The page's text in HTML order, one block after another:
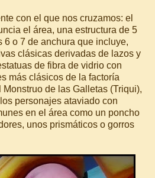
con el que nos cruzamos: el
el área, una estructura de 5
6 o 7 de anchura que incluye,
clásicas derivadas de lazos y
de fibra de vidrio con
más clásicos de la factoría
Monstruo de las Galletas (Triqui),
personajes ataviado con
en el área como un poncho
unos prismáticos o gorros